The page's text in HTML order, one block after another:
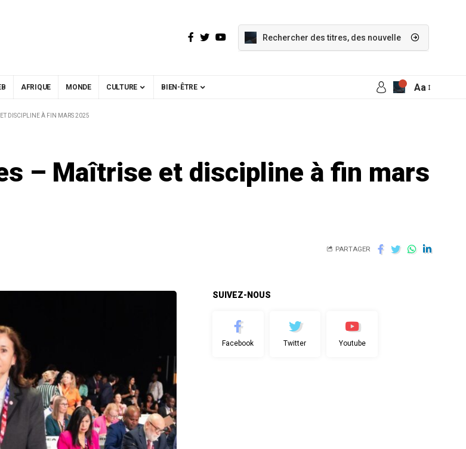
AFRIQUE MONDE CULTURE BIEN-ÊTRE Aa
DISCIPLINE À FIN MARS 2025
– Maîtrise et discipline à fin mars
PARTAGER
SUIVEZ-NOUS
Facebook Twitter Youtube